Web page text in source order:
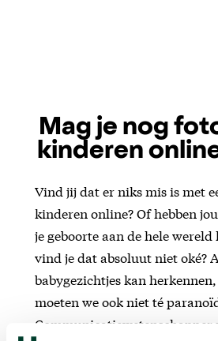
Mag je nog
kinderen
Vind jij dat er niks mis is met
kinderen online? Of hebben
je geboorte aan de hele wereld
vind je dat absoluut niet oké?
babygezichtjes kan
moeten we ook niet té